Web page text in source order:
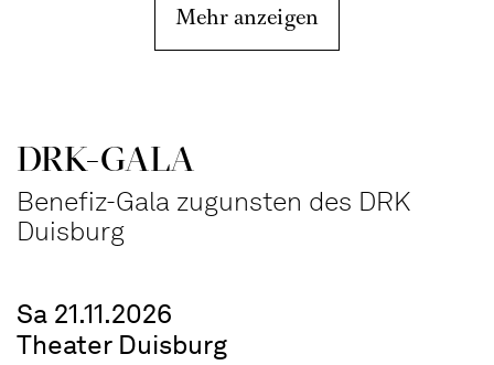
Mehr anzeigen
DRK-GALA
Benefiz-Gala zugunsten des DRK
Duisburg
Sa 21.11.2026
Theater Duisburg